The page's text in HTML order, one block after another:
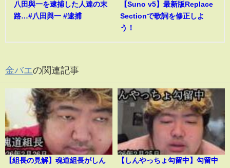
八田與一を逮捕した人達の末
路…#八田與一 #逮捕
【Suno v5】最新版Replace
Sectionで歌詞を修正しよ
う！
金バエの関連記事
【組長の見解】魂道組長がしん
【しんやっちょ勾留中】勾留中